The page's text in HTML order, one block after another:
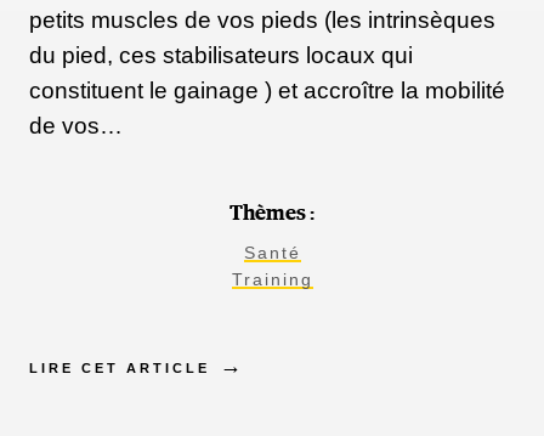
petits muscles de vos pieds (les intrinsèques
du pied, ces stabilisateurs locaux qui
constituent le gainage ) et accroître la mobilité
de vos…
Thèmes :
Santé
Training
LIRE CET ARTICLE